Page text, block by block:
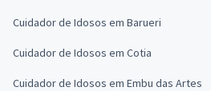
Cuidador de Idosos em Barueri
Cuidador de Idosos em Cotia
Cuidador de Idosos em Embu das Artes